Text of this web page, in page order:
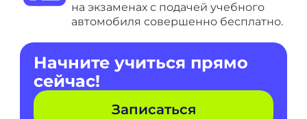
на экзаменах с подачей учебного
автомобиля совершенно бесплатно.
Начните учиться прямо
сейчас!
Записаться